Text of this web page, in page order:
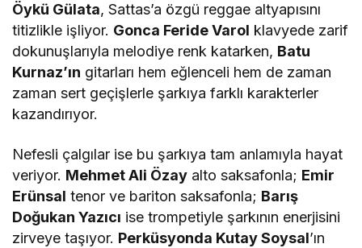
Öykü Gülata, Sattas’a özgü reggae altyapısını
titizlikle işliyor. Gonca Feride Varol klavyede zarif
dokunuşlarıyla melodiye renk katarken, Batu
Kurnaz’ın gitarları hem eğlenceli hem de zaman
zaman sert geçişlerle şarkıya farklı karakterler
kazandırıyor.
Nefesli çalgılar ise bu şarkıya tam anlamıyla hayat
veriyor. Mehmet Ali Özay alto saksafonla; Emir
Erünsal tenor ve bariton saksafonla; Barış
Doğukan Yazıcı ise trompetiyle şarkının enerjisini
zirveye taşıyor. Perküsyonda Kutay Soysal’ın